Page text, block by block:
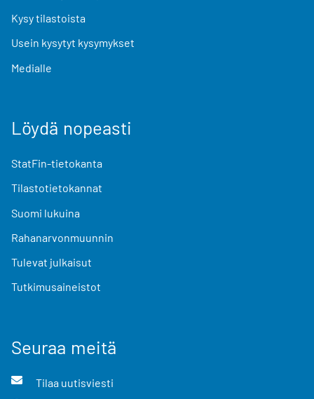
Kysy tilastoista
Usein kysytyt kysymykset
Medialle
Löydä nopeasti
StatFin-tietokanta
Tilastotietokannat
Suomi lukuina
Rahanarvonmuunnin
Tulevat julkaisut
Tutkimusaineistot
Seuraa meitä
Tilaa uutisviesti